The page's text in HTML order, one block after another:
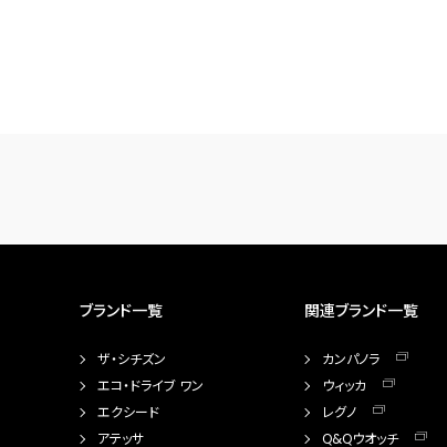
ブランド一覧
ザ・シチズン
エコ・ドライブ ワン
エクシード
アテッサ
関連ブランド一覧
カンパノラ
ウィッカ
レグノ
Q&Qウオッチ